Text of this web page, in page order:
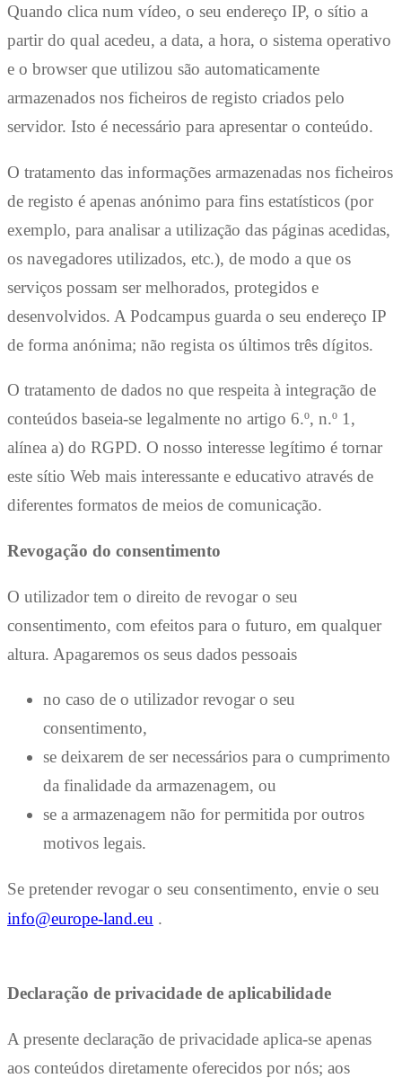
Quando clica num vídeo, o seu endereço IP, o sítio a
partir do qual acedeu, a data, a hora, o sistema operativo
e o browser que utilizou são automaticamente
armazenados nos ficheiros de registo criados pelo
servidor. Isto é necessário para apresentar o conteúdo.
O tratamento das informações armazenadas nos ficheiros
de registo é apenas anónimo para fins estatísticos (por
exemplo, para analisar a utilização das páginas acedidas,
os navegadores utilizados, etc.), de modo a que os
serviços possam ser melhorados, protegidos e
desenvolvidos. A Podcampus guarda o seu endereço IP
de forma anónima; não regista os últimos três dígitos.
O tratamento de dados no que respeita à integração de
conteúdos baseia-se legalmente no artigo 6.º, n.º 1,
alínea a) do RGPD. O nosso interesse legítimo é tornar
este sítio Web mais interessante e educativo através de
diferentes formatos de meios de comunicação.
Revogação do consentimento
O utilizador tem o direito de revogar o seu
consentimento, com efeitos para o futuro, em qualquer
altura. Apagaremos os seus dados pessoais
no caso de o utilizador revogar o seu
consentimento,
se deixarem de ser necessários para o cumprimento
da finalidade da armazenagem, ou
se a armazenagem não for permitida por outros
motivos legais.
Se pretender revogar o seu consentimento, envie o seu
info@europe-land.eu .
Declaração de privacidade de aplicabilidade
A presente declaração de privacidade aplica-se apenas
aos conteúdos diretamente oferecidos por nós; aos